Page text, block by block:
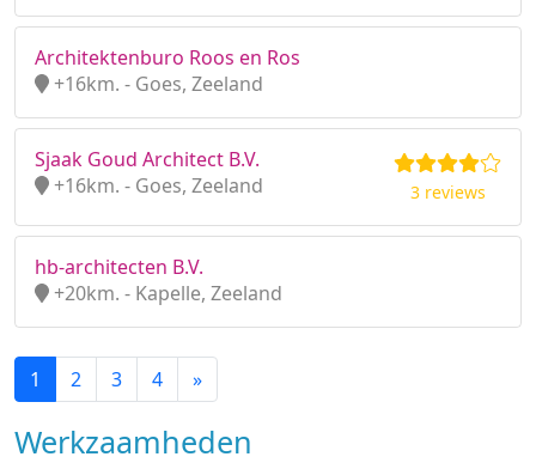
Architektenburo Roos en Ros
+16km. - Goes, Zeeland
Sjaak Goud Architect B.V.
+16km. - Goes, Zeeland
3 reviews
hb-architecten B.V.
+20km. - Kapelle, Zeeland
1 2 3 4 »
Werkzaamheden